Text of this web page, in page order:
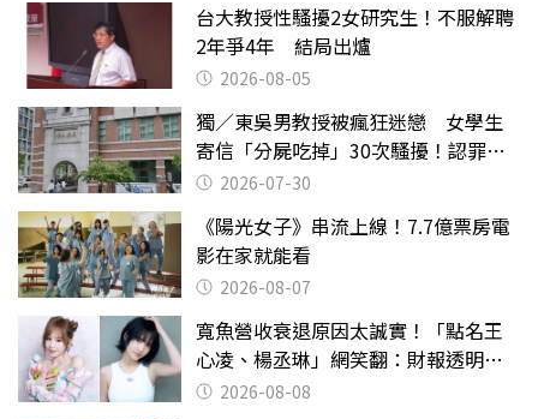
台大教授性騷擾2女研究生！不服解聘
2年爭4年 結局出爐
2026-08-05
獨／東吳男教授被瘋狂迷戀 女學生
寄信「分屍吃掉」30次騷擾！認罪免
關 2026-07-30
《陽光女子》串流上線！7.7億票房電
影在家就能看
2026-08-07
寬魚營收衰退原因太誠實！「點名王
心凌、楊丞琳」網笑翻：財報透明度
滿分2026-08-08